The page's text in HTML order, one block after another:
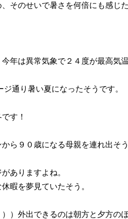
そのせいで暑さを何倍にも感じ
年は異常気象で２４度が最高気
ジ通り暑い夏になったそうです。
です！
ら ９０歳になる母親を連れ出そ
ありますよね。
休暇を夢見ていたそう。
） 外出できるのは朝方と夕方の